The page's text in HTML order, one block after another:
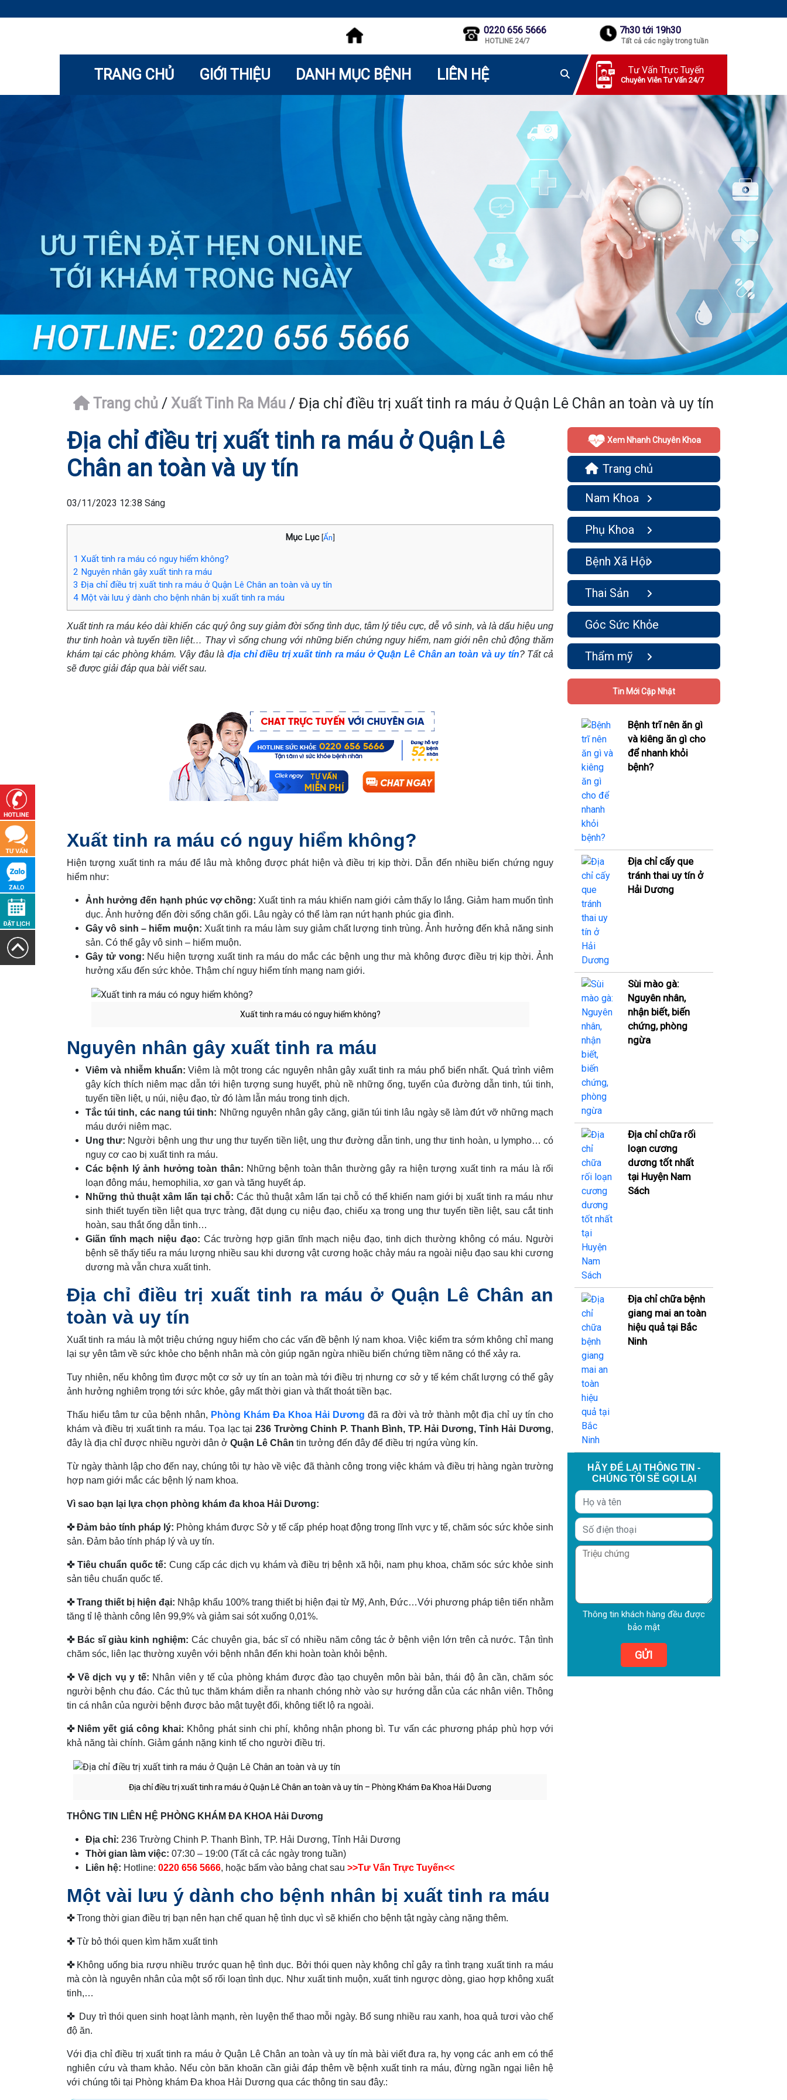
0220 656 5666
HOTLINE 24/7
7h30 tới 19h30
Tất cả các ngày trong tuần
TRANG CHỦ GIỚI THIỆU DANH MỤC BỆNH LIÊN HỆ Tư Vấn Trực Tuyến
Chuyên Viên Tư Vấn 24/7
Trang chủ / Xuất Tinh Ra Máu / Địa chỉ điều trị xuất tinh ra máu ở Quận Lê Chân an toàn và uy tín
Địa chỉ điều trị xuất tinh ra máu ở Quận Lê
Chân an toàn và uy tín
03/11/2023 12:38 Sáng
Mục Lục [Ẩn]
1 Xuất tinh ra máu có nguy hiểm không?
2 Nguyên nhân gây xuất tinh ra máu
3 Địa chỉ điều trị xuất tinh ra máu ở Quận Lê Chân an toàn và uy tín
4 Một vài lưu ý dành cho bệnh nhân bị xuất tinh ra máu
Xuất tinh ra máu kéo dài khiến các quý ông suy giảm đời sống tình dục, tâm lý tiêu cực, dễ vô sinh, và là dấu hiệu ung
thư tinh hoàn và tuyến tiền liệt… Thay vì sống chung với những biến chứng nguy hiểm, nam giới nên chủ động thăm
khám tại các phòng khám. Vậy đâu là địa chỉ điều trị xuất tinh ra máu ở Quận Lê Chân an toàn và uy tín? Tất cả
sẽ được giải đáp qua bài viết sau.
Xuất tinh ra máu có nguy hiểm không?
Hiện tượng xuất tinh ra máu để lâu mà không được phát hiện và điều trị kịp thời. Dẫn đến nhiều biến chứng nguy
hiểm như:
Ảnh hưởng đến hạnh phúc vợ chồng: Xuất tinh ra máu khiến nam giới cảm thấy lo lắng. Giảm ham muốn tình
dục. Ảnh hưởng đến đời sống chăn gối. Lâu ngày có thể làm rạn nứt hạnh phúc gia đình.
Gây vô sinh – hiếm muộn: Xuất tinh ra máu làm suy giảm chất lượng tinh trùng. Ảnh hưởng đến khả năng sinh
sản. Có thể gây vô sinh – hiếm muộn.
Gây tử vong: Nếu hiện tượng xuất tinh ra máu do mắc các bệnh ung thư mà không được điều trị kịp thời. Ảnh
hưởng xấu đến sức khỏe. Thậm chí nguy hiểm tính mạng nam giới.
Xuất tinh ra máu có nguy hiểm không?
Nguyên nhân gây xuất tinh ra máu
Viêm và nhiễm khuẩn: Viêm là một trong các nguyên nhân gây xuất tinh ra máu phổ biến nhất. Quá trình viêm
gây kích thích niêm mạc dẫn tới hiện tượng sung huyết, phù nề những ống, tuyến của đường dẫn tinh, túi tinh,
tuyến tiền liệt, ụ núi, niệu đạo, từ đó làm lẫn máu trong tinh dịch.
Tắc túi tinh, các nang túi tinh: Những nguyên nhân gây căng, giãn túi tinh lâu ngày sẽ làm đứt vỡ những mạch
máu dưới niêm mạc.
Ung thư: Người bệnh ung thư ung thư tuyến tiền liệt, ung thư đường dẫn tinh, ung thư tinh hoàn, u lympho… có
nguy cơ cao bị xuất tinh ra máu.
Các bệnh lý ảnh hưởng toàn thân: Những bệnh toàn thân thường gây ra hiện tượng xuất tinh ra máu là rối
loạn đông máu, hemophilia, xơ gan và tăng huyết áp.
Những thủ thuật xâm lấn tại chỗ: Các thủ thuật xâm lấn tại chỗ có thể khiến nam giới bị xuất tinh ra máu như
sinh thiết tuyến tiền liệt qua trực tràng, đặt dụng cụ niệu đạo, chiếu xạ trong ung thư tuyến tiền liệt, sau cắt tinh
hoàn, sau thắt ống dẫn tinh…
Giãn tĩnh mạch niệu đạo: Các trường hợp giãn tĩnh mạch niệu đạo, tinh dịch thường không có máu. Người
bệnh sẽ thấy tiểu ra máu lượng nhiều sau khi dương vật cương hoặc chảy máu ra ngoài niệu đạo sau khi cương
dương mà vẫn chưa xuất tinh.
Địa chỉ điều trị xuất tinh ra máu ở Quận Lê Chân an
toàn và uy tín
Xuất tinh ra máu là một triệu chứng nguy hiểm cho các vấn đề bệnh lý nam khoa. Việc kiểm tra sớm không chỉ mang
lại sự yên tâm về sức khỏe cho bệnh nhân mà còn giúp ngăn ngừa nhiều biến chứng tiềm năng có thể xảy ra.
Tuy nhiên, nếu không tìm được một cơ sở uy tín an toàn mà tới điều trị nhưng cơ sở y tế kém chất lượng có thể gây
ảnh hưởng nghiêm trọng tới sức khỏe, gây mất thời gian và thất thoát tiền bạc.
Thấu hiểu tâm tư của bệnh nhân, Phòng Khám Đa Khoa Hải Dương đã ra đời và trở thành một địa chỉ uy tín cho
khám và điều trị xuất tinh ra máu. Tọa lạc tại 236 Trường Chinh P. Thanh Bình, TP. Hải Dương, Tỉnh Hải Dương,
đây là địa chỉ được nhiều người dân ở Quận Lê Chân tin tưởng đến đây để điều trị ngứa vùng kín.
Từ ngày thành lập cho đến nay, chúng tôi tự hào về việc đã thành công trong việc khám và điều trị hàng ngàn trường
hợp nam giới mắc các bệnh lý nam khoa.
Vì sao bạn lại lựa chọn phòng khám đa khoa Hải Dương:
✜Đảm bảo tính pháp lý: Phòng khám được Sở y tế cấp phép hoạt động trong lĩnh vực y tế, chăm sóc sức khỏe sinh
sản. Đảm bảo tính pháp lý và uy tín.
✜ Tiêu chuẩn quốc tế: Cung cấp các dịch vụ khám và điều trị bệnh xã hội, nam phụ khoa, chăm sóc sức khỏe sinh
sản tiêu chuẩn quốc tế.
✜ Trang thiết bị hiện đại: Nhập khẩu 100% trang thiết bị hiện đại từ Mỹ, Anh, Đức…Với phương pháp tiên tiến nhằm
tăng tỉ lệ thành công lên 99,9% và giảm sai sót xuống 0,01%.
✜ Bác sĩ giàu kinh nghiệm: Các chuyên gia, bác sĩ có nhiều năm công tác ở bệnh viện lớn trên cả nước. Tận tình
chăm sóc, liên lạc thường xuyên với bệnh nhân đến khi hoàn toàn khỏi bệnh.
✜ Về dịch vụ y tế: Nhân viên y tế của phòng khám được đào tạo chuyên môn bài bản, thái độ ân cần, chăm sóc
người bệnh chu đáo. Các thủ tục thăm khám diễn ra nhanh chóng nhờ vào sự hướng dẫn của các nhân viên. Thông
tin cá nhân của người bệnh được bảo mật tuyệt đối, không tiết lộ ra ngoài.
✜ Niêm yết giá công khai: Không phát sinh chi phí, không nhận phong bì. Tư vấn các phương pháp phù hợp với
khả năng tài chính. Giảm gánh nặng kinh tế cho người điều trị.
Địa chỉ điều trị xuất tinh ra máu ở Quận Lê Chân an toàn và uy tín – Phòng Khám Đa Khoa Hải Dương
THÔNG TIN LIÊN HỆ PHÒNG KHÁM ĐA KHOA Hải Dương
Địa chỉ: 236 Trường Chinh P. Thanh Bình, TP. Hải Dương, Tỉnh Hải Dương
Thời gian làm việc: 07:30 – 19:00 (Tất cả các ngày trong tuần)
Liên hệ: Hotline: 0220 656 5666, hoặc bấm vào bảng chat sau >>Tư Vấn Trực Tuyến<<
Một vài lưu ý dành cho bệnh nhân bị xuất tinh ra máu
✜Trong thời gian điều trị bạn nên hạn chế quan hệ tình dục vì sẽ khiến cho bệnh tật ngày càng nặng thêm.
✜Từ bỏ thói quen kìm hãm xuất tinh
✜Không uống bia rượu nhiều trước quan hệ tình dục. Bởi thói quen này không chỉ gây ra tình trạng xuất tinh ra máu
mà còn là nguyên nhân của một số rối loạn tình dục. Như xuất tinh muộn, xuất tinh ngược dòng, giao hợp không xuất
tinh,…
✜ Duy trì thói quen sinh hoạt lành mạnh, rèn luyện thể thao mỗi ngày. Bổ sung nhiều rau xanh, hoa quả tươi vào chế
độ ăn.
Với địa chỉ điều trị xuất tinh ra máu ở Quận Lê Chân an toàn và uy tín mà bài viết đưa ra, hy vọng các anh em có thể
nghiên cứu và tham khảo. Nếu còn băn khoăn cần giải đáp thêm về bệnh xuất tinh ra máu, đừng ngần ngại liên hệ
với chúng tôi tại Phòng khám Đa khoa Hải Dương qua các thông tin sau đây.:
Xem Nhanh Chuyên Khoa
Trang chủ
Nam Khoa
Phụ Khoa
Bệnh Xã Hội
Thai Sản
Góc Sức Khỏe
Thẩm mỹ
Tin Mới Cập Nhật
Bệnh trĩ nên ăn gì
và kiêng ăn gì cho
để nhanh khỏi
bệnh?
Địa chỉ cấy que
tránh thai uy tín ở
Hải Dương
Sùi mào gà:
Nguyên nhân,
nhận biết, biến
chứng, phòng
ngừa
Địa chỉ chữa rối
loạn cương
dương tốt nhất
tại Huyện Nam
Sách
Địa chỉ chữa bệnh
giang mai an toàn
hiệu quả tại Bắc
Ninh
HÃY ĐỂ LẠI THÔNG TIN -
CHÚNG TÔI SẼ GỌI LẠI
Thông tin khách hàng đều được
bảo mật
GỬI